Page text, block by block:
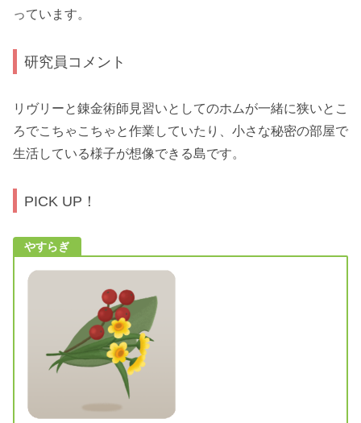
っています。
研究員コメント
リヴリーと錬金術師見習いとしてのホムが一緒に狭いとこ
ろでこちゃこちゃと作業していたり、小さな秘密の部屋で
生活している様子が想像できる島です。
PICK UP！
やすらぎ